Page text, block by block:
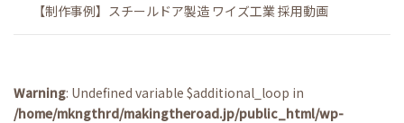
【制作事例】スチールドア製造 ワイズ工業 採用動画
Warning: Undefined variable $additional_loop in
/home/mkngthrd/makingtheroad.jp/public_html/wp-